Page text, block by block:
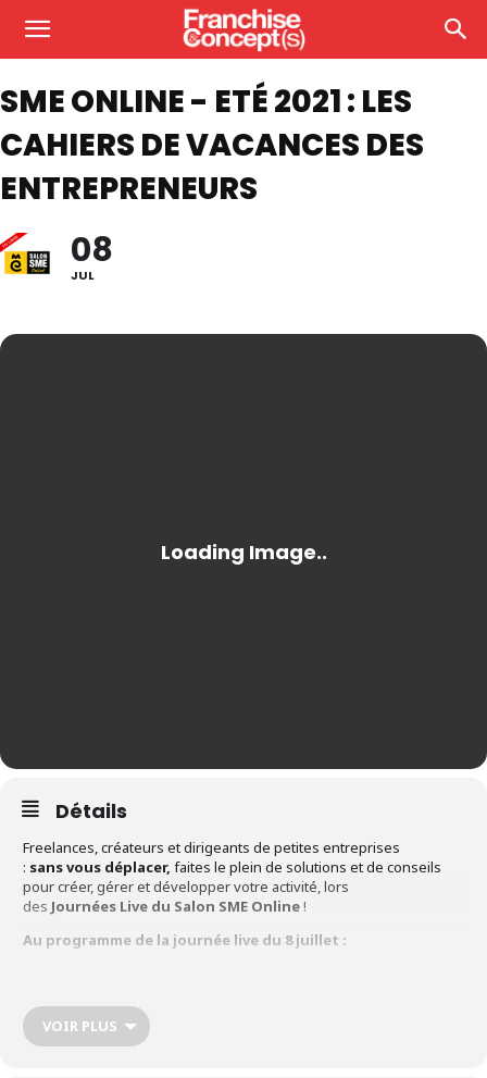
SME ONLINE - ETÉ 2021 : LES
CAHIERS DE VACANCES DES
ENTREPRENEURS
08
JUL
Détails
Freelances, créateurs et dirigeants de petites entreprises
: sansvous déplacer, faites le plein de solutions et de conseils
pour créer, gérer et développer votre activité, lors
des Journées Live du Salon SME Online!
Au programme de la journée live du 8 juillet :
gratuitement sur le thème « Eté 2021 : les cahiers de
vacances des entrepreneurs »
VOIR PLUS